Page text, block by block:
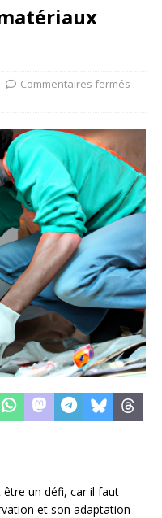
Commentaires fermés
être un défi, car il faut
et son adaptation